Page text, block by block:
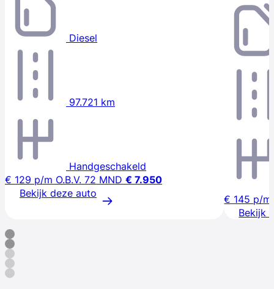
Diesel
97.721 km
Handgeschakeld
€ 129 p/m O.B.V. 72 MND € 7.950
Bekijk deze auto
€ 145 p/m
Bekijk